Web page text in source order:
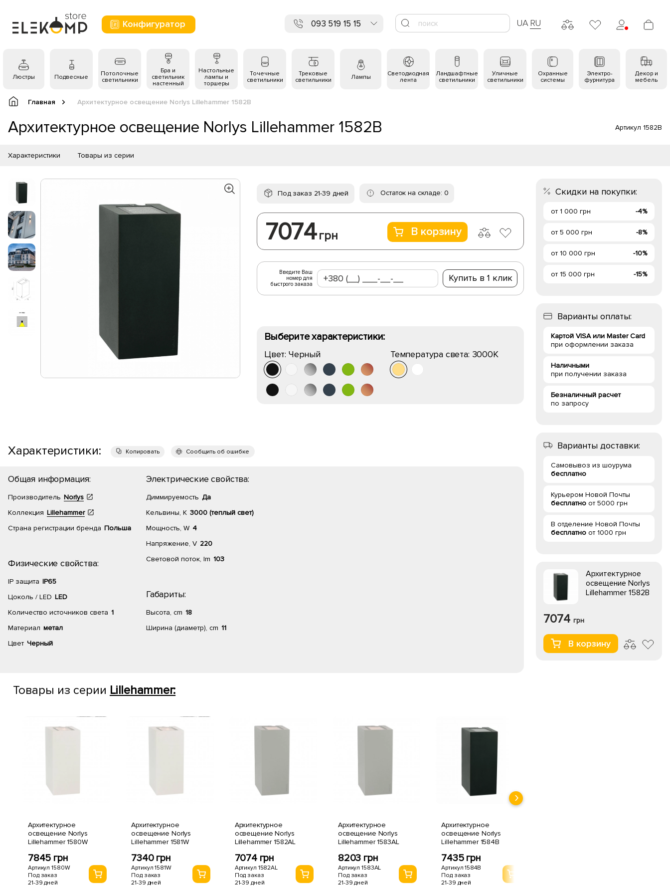
Конфигуратор 093 519 15 15 UA RU
Люстры Подвесные
Потолочные
светильники
Бра и
светильник
настенный
Настольные
лампы и
торшеры
Точечные
светильники
Трековые
светильники
Лампы
Светодиодная
лента
Ландшафтные
светильники
Уличные
светильники
Охранные
системы
Электро-
фурнитура
Декор и
мебель
Главная Архитектурное освещение Norlys Lillehammer 1582B
Архитектурное освещение Norlys Lillehammer 1582B Артикул 1582B
Характеристики Товары из серии
Под заказ 21-39 дней Остаток на складе: 0
7074 грн В корзину
Введите Ваш
номер для
быстрого заказа
Купить в 1 клик
Выберите характеристики:
Цвет: Черный Температура света: 3000K
Характеристики: Копировать Сообщить об ошибке
Общая информация:
Производитель Norlys
Коллекция Lillehammer
Страна регистрации бренда Польша
Физические свойства:
IP защита IP65
Цоколь / LED LED
Количество источников света 1
Материал метал
Цвет Черный
Электрические свойства:
Диммируемость Да
Кельвины, К 3000 (теплый свет)
Мощность, W 4
Напряжение, V 220
Световой поток, lm 103
Габариты:
Высота, cm 18
Ширина (диаметр), cm 11
Товары из серии Lillehammer:
Архитектурное
освещение Norlys
Lillehammer 1580W
7845 грн
Артикул 1580W
Под заказ
21-39 дней
Архитектурное
освещение Norlys
Lillehammer 1581W
7340 грн
Артикул 1581W
Под заказ
21-39 дней
Архитектурное
освещение Norlys
Lillehammer 1582AL
7074 грн
Артикул 1582AL
Под заказ
21-39 дней
Архитектурное
освещение Norlys
Lillehammer 1583AL
8203 грн
Артикул 1583AL
Под заказ
21-39 дней
Архитектурное
освещение Norlys
Lillehammer 1584B
7435 грн
Артикул 1584B
Под заказ
21-39 дней
Скидки на покупки:
от 1 000 грн -4%
от 5 000 грн -8%
от 10 000 грн -10%
от 15 000 грн -15%
Варианты оплаты:
Картой VISA или Master Card
при оформлении заказа
Наличными
при получении заказа
Безналичный расчет
по запросу
Варианты доставки:
Самовывоз из шоурума
бесплатно
Курьером Новой Почты
бесплатно от 5000 грн
В отделение Новой Почты
бесплатно от 1000 грн
Архитектурное
освещение Norlys
Lillehammer 1582B
7074 грн
В корзину